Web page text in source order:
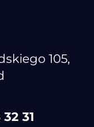
105,
31